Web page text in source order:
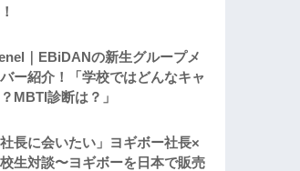
｜EBiDANの新生グループメ
ー紹介！「学校ではどんなキャ
MBTI診断は？」
社長に会いたい」ヨギボー社長×
生対談〜ヨギボーを日本で販売